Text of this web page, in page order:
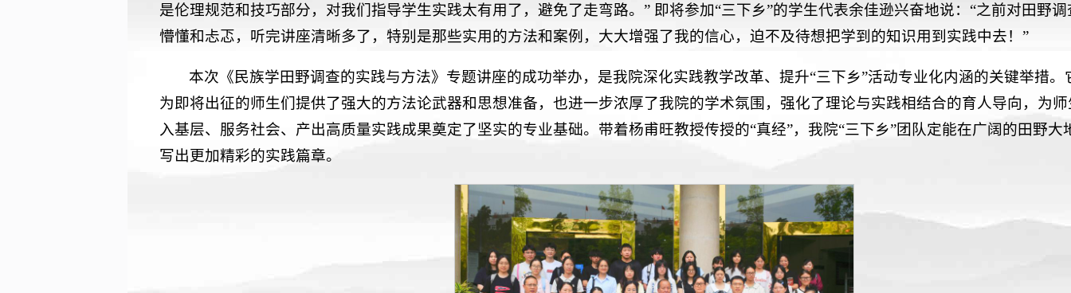
是伦理规范和技巧部分，对我们指导学生实践太有用了，避免了走弯路。” 即将参加“三下乡”的学生代表余佳逊兴奋地说：“之前对田野
懵懂和忐忑，听完讲座清晰多了，特别是那些实用的方法和案例，大大增强了我的信心，迫不及待想把学到的知识用到实践中去！”
本次《民族学田野调查的实践与方法》专题讲座的成功举办，是我院深化实践教学改革、提升“三下乡”活动专业化内涵的关键举措。
为即将出征的师生们提供了强大的方法论武器和思想准备，也进一步浓厚了我院的学术氛围，强化了理论与实践相结合的育人导向，为
入基层、服务社会、产出高质量实践成果奠定了坚实的专业基础。带着杨甫旺教授传授的“真经”，我院“三下乡”团队定能在广阔的田野大
写出更加精彩的实践篇章。